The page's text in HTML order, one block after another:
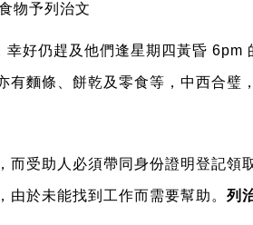
物予列治文
好仍趕及他們逢星期四黃昏 6pm
麵條、餅乾及零食等，中西合璧
受助人必須帶同身份證明登記領取
於未能找到工作而需要幫助。 列